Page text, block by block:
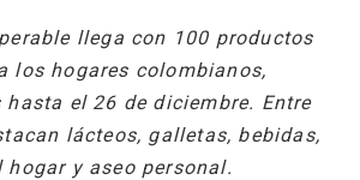
llega con 100 productos
los hogares colombianos,
el 26 de diciembre. Entre
lácteos, galletas, bebidas,
hogar y aseo personal.